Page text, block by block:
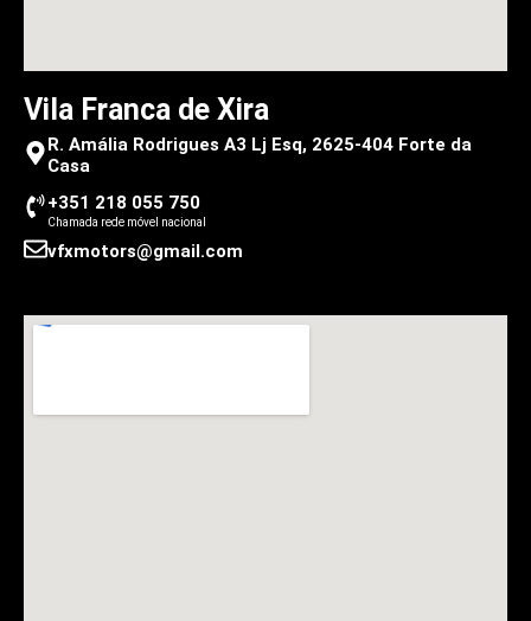
Vila Franca de Xira
R. Amália Rodrigues A3 Lj Esq, 2625-404 Forte da
Casa
+351 218 055 750
Chamada rede móvel nacional
vfxmotors@gmail.com